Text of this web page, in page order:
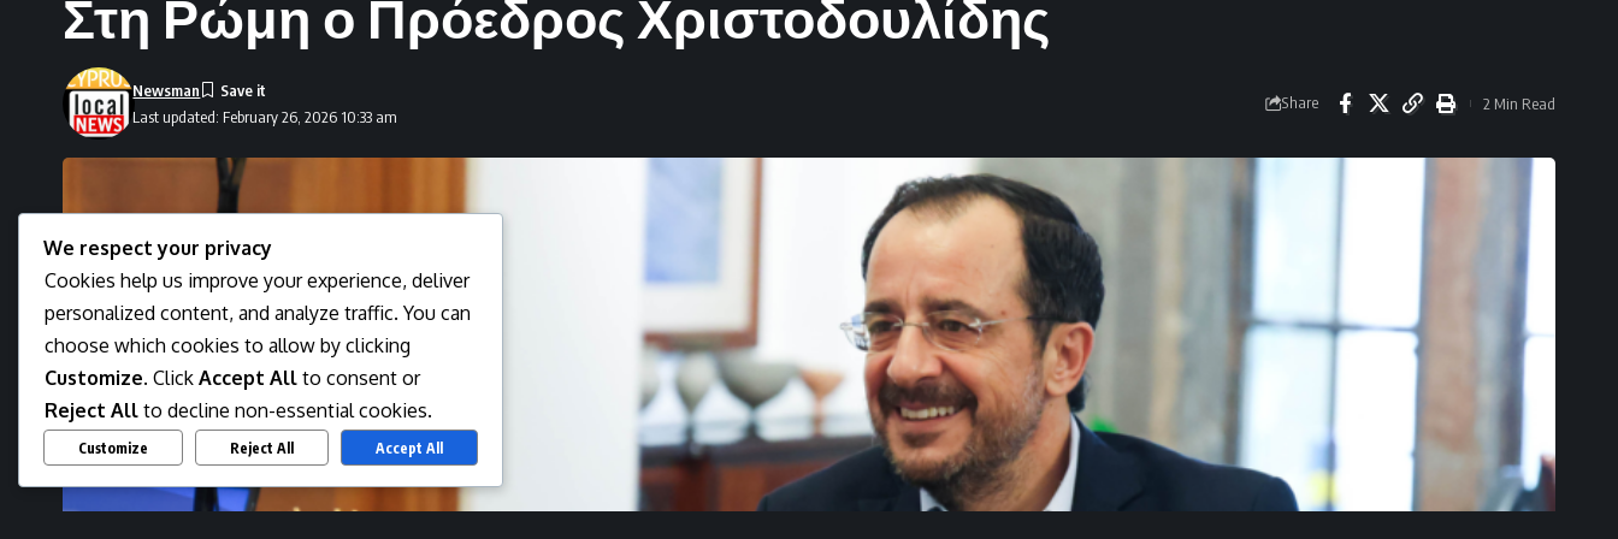
Στη Ρώμη ο Πρόεδρος Χριστοδουλίδης
Last updated: February 26, 2026 10:33 am
Newsman
Share 2 Min Read
We respect your privacy
Cookies help us improve your experience, deliver
personalized content, and analyze traffic. You can
choose which cookies to allow by clicking
Customize. Click Accept All to consent or
Reject All to decline non-essential cookies.
Customize Reject All Accept All